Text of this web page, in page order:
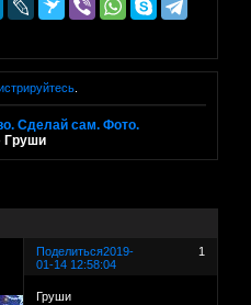
.
Сделай сам. Фото.
Груши
Поделиться 1
2019-
01-14 12:58:04
Груши